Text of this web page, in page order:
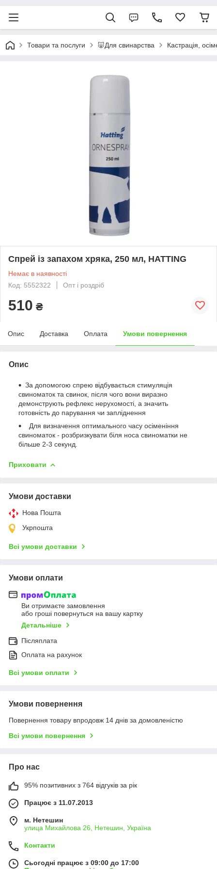
Товари та послуги 🐷Для свинарства Кастрація,
Спрей із запахом хряка, 250 мл, HATTING
Немає в наявності
Код: 5552322
Опт і роздріб
510 ₴
Опис Доставка Оплата Умови повернення
Опис
За допомогою спрею відбувається стимуляція
свиноматок та свинок, після чого вони виразно
демонструють рефлекс нерухомості, а значить
готовність до парування чи запліднення
Для визначення оптимального часу осіменіння
свиноматок - розбризкувати біля носа свиноматки не
більше 2-3 секунд.
Приховати
Умови доставки
Нова Пошта
Укрпошта
Всі умови доставки
Умови оплати
Ви отримаєте замовлення
або гроші повернуться на вашу картку
Детальніше
Післяплата
Оплата на рахунок
Всі умови оплати
Умови повернення
Повернення товару впродовж 14 днів за домовленістю
Всі умови повернення
Про нас
95% позитивних з 764 відгуків за рік
Працює з 11.07.2013
м. Нетешин
улица Михайлова 26, Нетешин, Україна
Контакти
Сьогодні працює з 09:00 до 17:00